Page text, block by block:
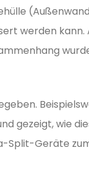
werden kann.
gezeigt, wie
Geräte